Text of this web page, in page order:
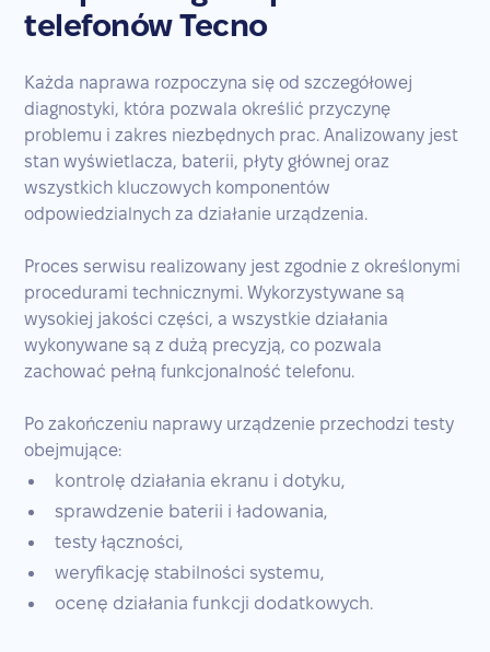
telefonów Tecno
Każda naprawa rozpoczyna się od szczegółowej
diagnostyki, która pozwala określić przyczynę
problemu i zakres niezbędnych prac. Analizowany jest
stan wyświetlacza, baterii, płyty głównej oraz
wszystkich kluczowych komponentów
odpowiedzialnych za działanie urządzenia.
Proces serwisu realizowany jest zgodnie z określonymi
procedurami technicznymi. Wykorzystywane są
wysokiej jakości części, a wszystkie działania
wykonywane są z dużą precyzją, co pozwala
zachować pełną funkcjonalność telefonu.
Po zakończeniu naprawy urządzenie przechodzi testy
obejmujące:
kontrolę działania ekranu i dotyku,
sprawdzenie baterii i ładowania,
testy łączności,
weryfikację stabilności systemu,
ocenę działania funkcji dodatkowych.